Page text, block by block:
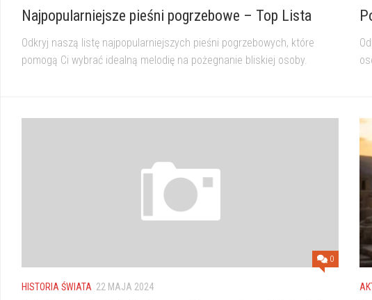
Najpopularniejsze pieśni pogrzebowe – Top Lista
Odkryj naszą listę najpopularniejszych pieśni pogrzebowych, które
pomogą Ci wybrać idealną melodię na pożegnanie bliskiej osoby.
0
HISTORIA ŚWIATA 22 MAJA 2024